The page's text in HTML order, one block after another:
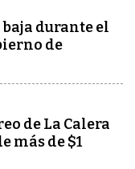
baja durante el
de
de La Calera
más de $1